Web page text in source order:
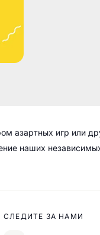
азартных игр или
наших
СЛЕДИТЕ ЗА НАМИ